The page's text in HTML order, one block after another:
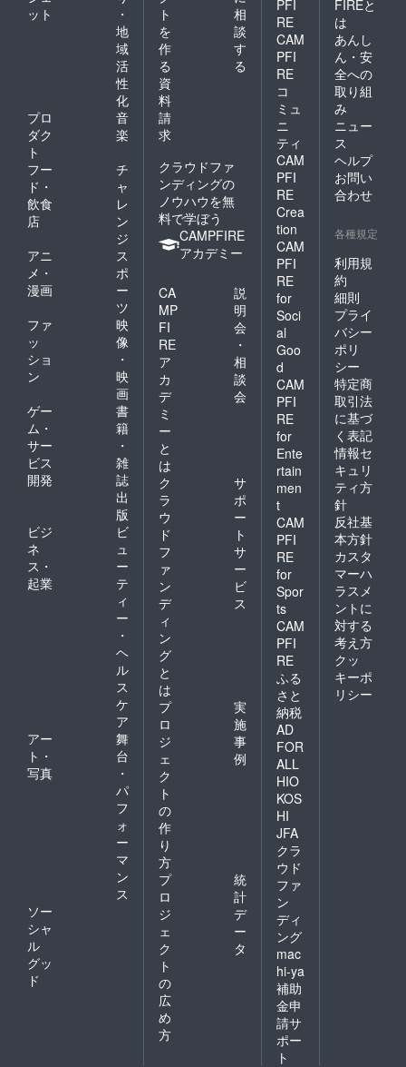
ット
・
地
域
活
性
化
プロ
ダク
ト
音
楽
フー
ド・
飲食
店
チ
ャ
レ
ン
ジ
アニ
メ・
漫画
ス
ポ
ー
ツ
ファ
ッ
ショ
ン
映
像
・
映
画
ゲー
ム・
サー
ビス
開発
書
籍
・
雑
誌
出
版
ビジ
ネ
ス・
起業
ビ
ュ
ー
テ
ィ
ー
・
ヘ
ル
ス
ケ
ア
アー
ト・
写真
舞
台
・
パ
フ
ォ
ー
マ
ン
ス
ソー
シャ
ル
グッ
ド
ト
を
作
る
相
談
す
る
資
料
請
求
クラウドファ
ンディングの
ノウハウを無
料で学ぼう
CAMPFIRE
アカデミー
CA
MP
FI
RE
ア
カ
デ
ミ
ー
と
は
説
明
会
・
相
談
会
ク
ラ
ウ
ド
フ
ァ
ン
デ
ィ
ン
グ
と
は
サ
ポ
ー
ト
サ
ー
ビ
ス
プ
ロ
ジ
ェ
ク
ト
の
作
り
方
実
施
事
例
プ
ロ
ジ
ェ
ク
ト
の
広
め
方
統
計
デ
ー
タ
PFI
RE
CAM
PFI
RE
コ
ミュ
ニ
ティ
CAM
PFI
RE
Crea
tion
CAM
PFI
RE
for
Soci
al
Goo
d
CAM
PFI
RE
for
Ente
rtain
men
t
CAM
PFI
RE
for
Spor
ts
CAM
PFI
RE
ふる
さと
納税
AD
FOR
ALL
HIO
KOS
HI
JFA
クラ
ウド
ファ
ン
ディ
ング
mac
hi-ya
補助
金申
請サ
ポー
ト
FIREと
は
あんし
ん・安
全への
取り組
み
ニュー
ス
ヘルプ
お問い
合わせ
各種規定
利用規
約
細則
プライ
バシー
ポリ
シー
特定商
取引法
に基づ
く表記
情報セ
キュリ
ティ方
針
反社基
本方針
カスタ
マーハ
ラスメ
ントに
対する
考え方
クッ
キーポ
リシー